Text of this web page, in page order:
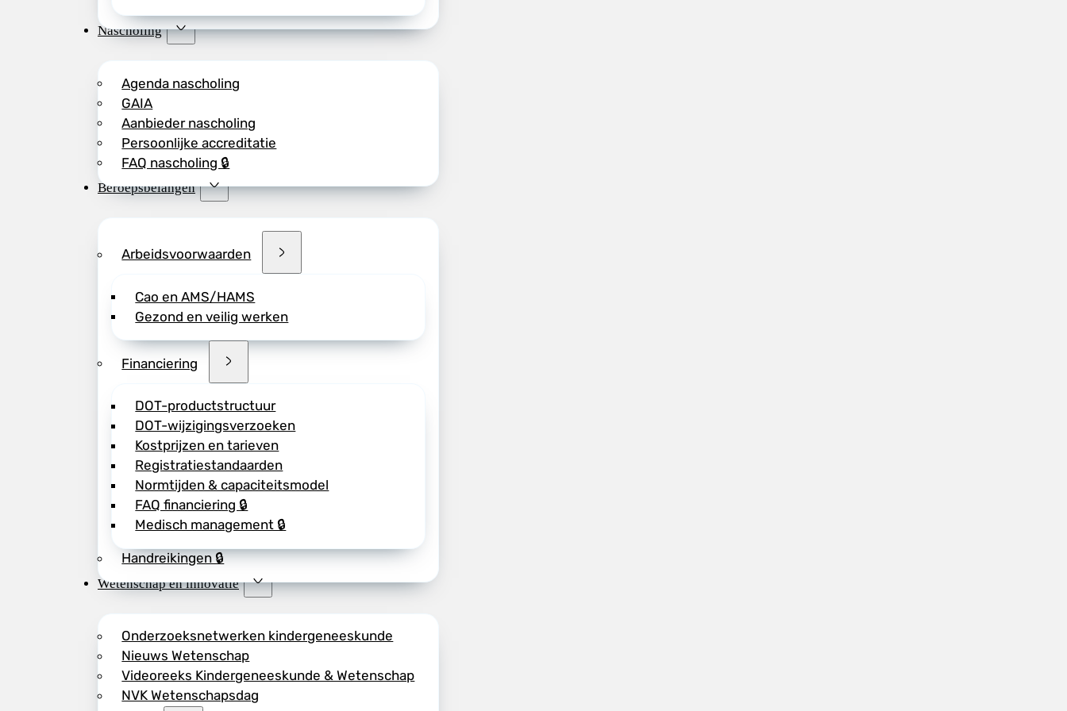
Nascholing
Agenda nascholing
GAIA
Aanbieder nascholing
Persoonlijke accreditatie
FAQ nascholing 🔒
Beroepsbelangen
Arbeidsvoorwaarden
Cao en AMS/HAMS
Gezond en veilig werken
Financiering
DOT-productstructuur
DOT-wijzigingsverzoeken
Kostprijzen en tarieven
Registratiestandaarden
Normtijden & capaciteitsmodel
FAQ financiering 🔒
Medisch management 🔒
Handreikingen 🔒
Wetenschap en innovatie
Onderzoeksnetwerken kindergeneeskunde
Nieuws Wetenschap
Videoreeks Kindergeneeskunde & Wetenschap
NVK Wetenschapsdag